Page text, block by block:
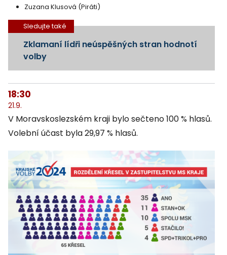
Zuzana Klusová (Piráti)
Sledujte také
Zklamaní lídři neúspěšných stran hodnotí
volby
18:30
21.9.
V Moravskoslezském kraji bylo sečteno 100 % hlasů.
Volební účast byla 29,97 % hlasů.